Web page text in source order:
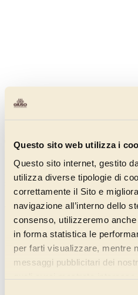
Questo sito web utilizza i
Questo sito internet, gestito
utilizza diverse tipologie di
correttamente il Sito e
navigazione all’interno dello
consenso, utilizzeremo
in forma statistica le
per farti visualizzare, mentre
messaggi pubblicitari dei
013DK135
Un’avventura gustativa dove
l’asprezza del rabarbaro, creando
sorprendere e deliziare.
Scopri di più